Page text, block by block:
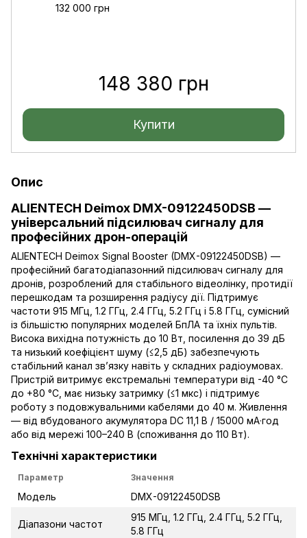
132 000 грн
148 380 грн
Купити
Опис
ALIENTECH Deimox DMX-09122450DSB —
універсальний підсилювач сигналу для
професійних дрон-операцій
ALIENTECH Deimox Signal Booster (DMX-09122450DSB) —
професійний багатодіапазонний підсилювач сигналу для
дронів, розроблений для стабільного відеолінку, протидії
перешкодам та розширення радіусу дії. Підтримує
частоти 915 МГц, 1.2 ГГц, 2.4 ГГц, 5.2 ГГц і 5.8 ГГц, сумісний
із більшістю популярних моделей БпЛА та їхніх пультів.
Висока вихідна потужність до 10 Вт, посилення до 39 дБ
та низький коефіцієнт шуму (≤2,5 дБ) забезпечують
стабільний канал зв’язку навіть у складних радіоумовах.
Пристрій витримує екстремальні температури від -40 °C
до +80 °C, має низьку затримку (≤1 мкс) і підтримує
роботу з подовжувальними кабелями до 40 м. Живлення
— від вбудованого акумулятора DC 11,1 В / 15000 мА·год
або від мережі 100–240 В (споживання до 110 Вт).
Технічні характеристики
Параметр Значення
Модель DMX-09122450DSB
Діапазони частот
915 МГц, 1.2 ГГц, 2.4 ГГц, 5.2 ГГц,
5.8 ГГц